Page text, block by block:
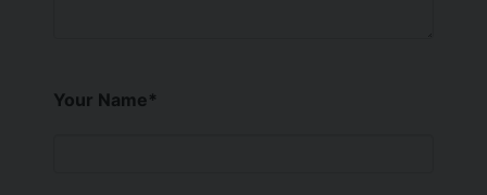
Your Name*